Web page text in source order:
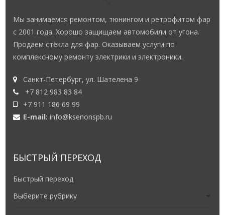
Мы занимаемся ремонтом, тюнингом и ретрофитом фар
с 2001 года. Хорошо защищаем автомобили от угона.
Продаем стёкла для фар. Оказываем услуги по
комплексному ремонту электрики и электроники.
Санкт-Петербург, ул. Шателена 9
+7 812 983 83 84
+7 911 186 69 99
E-mail:info@ksenonspb.ru
БЫСТРЫЙ ПЕРЕХОД
Быстрый переход